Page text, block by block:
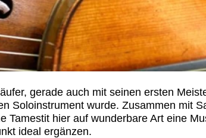
gerade auch mit seinen ersten
Soloinstrument wurde. Zusammen mit
Tamestit hier auf wunderbare Art eine
ideal ergänzen.